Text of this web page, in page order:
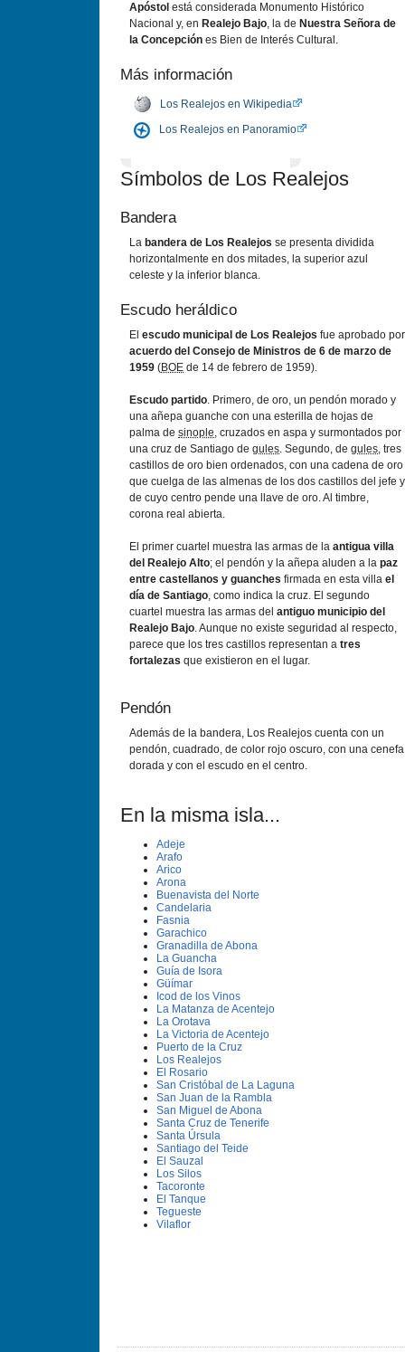
Apóstol está considerada Monumento Histórico
Nacional y, en Realejo Bajo, la de Nuestra Señora de
la Concepción es Bien de Interés Cultural.
Más información
Los Realejos en Wikipedia
Los Realejos en Panoramio
Símbolos de Los Realejos
Bandera
La bandera de Los Realejos se presenta dividida
horizontalmente en dos mitades, la superior azul
celeste y la inferior blanca.
Escudo heráldico
El escudo municipal de Los Realejos fue aprobado por
acuerdo del Consejo de Ministros de 6 de marzo de
1959 (BOE de 14 de febrero de 1959).
Escudo partido. Primero, de oro, un pendón morado y
una añepa guanche con una esterilla de hojas de
palma de sinople, cruzados en aspa y surmontados por
una cruz de Santiago de gules. Segundo, de gules, tres
castillos de oro bien ordenados, con una cadena de oro
que cuelga de las almenas de los dos castillos del jefe y
de cuyo centro pende una llave de oro. Al timbre,
corona real abierta.
El primer cuartel muestra las armas de la antigua villa
del Realejo Alto; el pendón y la añepa aluden a la paz
entre castellanos y guanches firmada en esta villa el
día de Santiago, como indica la cruz. El segundo
cuartel muestra las armas del antiguo municipio del
Realejo Bajo. Aunque no existe seguridad al respecto,
parece que los tres castillos representan a tres
fortalezas que existieron en el lugar.
Pendón
Además de la bandera, Los Realejos cuenta con un
pendón, cuadrado, de color rojo oscuro, con una cenefa
dorada y con el escudo en el centro.
En la misma isla...
Adeje
Arafo
Arico
Arona
Buenavista del Norte
Candelaria
Fasnia
Garachico
Granadilla de Abona
La Guancha
Guí­a de Isora
Güí­mar
Icod de los Vinos
La Matanza de Acentejo
La Orotava
La Victoria de Acentejo
Puerto de la Cruz
Los Realejos
El Rosario
San Cristóbal de La Laguna
San Juan de la Rambla
San Miguel de Abona
Santa Cruz de Tenerife
Santa Úrsula
Santiago del Teide
El Sauzal
Los Silos
Tacoronte
El Tanque
Tegueste
Vilaflor